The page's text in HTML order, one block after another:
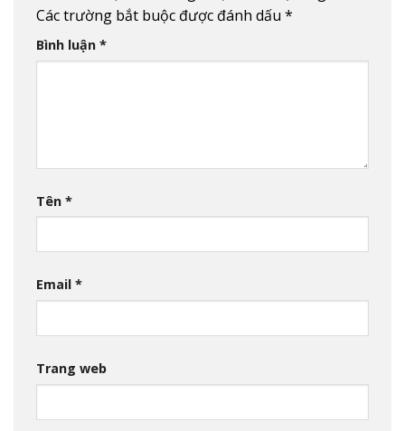
Các trường bắt buộc được đánh dấu *
Bình luận *
Tên *
Email *
Trang web